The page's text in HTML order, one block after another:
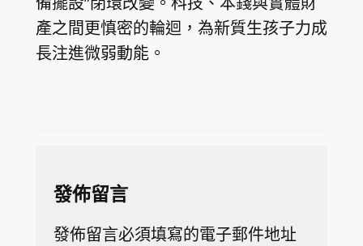
產之間更慎密的輪迴，為新質生孩子力成
長注進微弱動能。
發佈留言
發佈留言必須填寫的電子郵件地址